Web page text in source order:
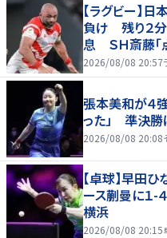
【ラグビー】
負け 残り２
息 ＳＨ斎藤「
半にＳＯ伊藤龍
2026/08/08 20:57
張本美和が４
った」 準決勝
2026/08/08 20:08
【卓球】早田
ース蒯曼に１-
横浜
2026/08/08 20:15